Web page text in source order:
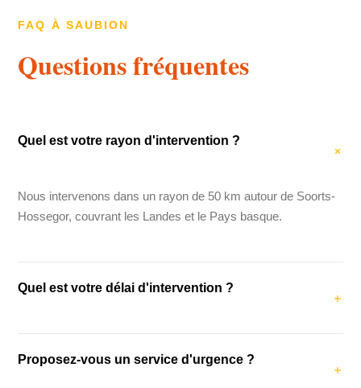
FAQ À SAUBION
Questions fréquentes
Quel est votre rayon d'intervention ?
Nous intervenons dans un rayon de 50 km autour de Soorts-
Hossegor, couvrant les Landes et le Pays basque.
Quel est votre délai d'intervention ?
urgences (fuites, dégâts des eaux), nous intervenons dans
Proposez-vous un service d'urgence ?